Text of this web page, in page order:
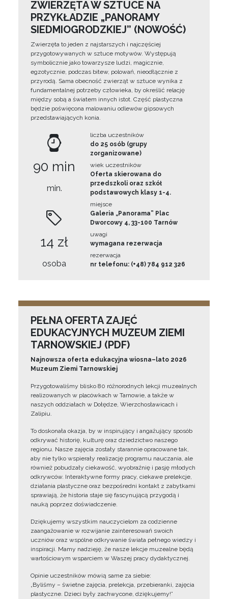
ZWIERZĘTA W SZTUCE NA
PRZYKŁADZIE „PANORAMY
SIEDMIOGRODZKIEJ” (NOWOŚĆ)
Zwierzęta to jeden z najstarszych i najczęściej
przygotowywanych w sztuce motywów. Występują
symbolicznie jako towarzysze ludzi, magicznie,
egzotycznie, podczas bitew, polowań, nieodłącznie z
przyrodą. Sama obecność zwierząt w sztuce wynika z
fundamentalnej potrzeby człowieka, by określić relację
między sobą a światem innych istot. Część plastyczna
będzie poświęcona malowaniu odlewów gipsowych
przedstawiających konia.
90 min
min.
14 zł
osoba
liczba uczestników
do 25 osób (grupy
zorganizowane)
wiek uczestników
Oferta skierowana do
przedszkoli oraz szkół
podstawowych klasy 1-4.
miejsce
Galeria „Panorama” Plac
Dworcowy 4, 33-100 Tarnów
uwagi
wymagana rezerwacja
rezerwacja
nr telefonu: (+48) 784 912 326
PEŁNA OFERTA ZAJĘĆ
EDUKACYJNYCH MUZEUM ZIEMI
TARNOWSKIEJ (PDF)
Najnowsza oferta edukacyjna wiosna–lato 2026
Muzeum Ziemi Tarnowskiej
Przygotowaliśmy blisko 80 różnorodnych lekcji muzealnych
realizowanych w placówkach w Tarnowie, a także w
naszych oddziałach w Dołędze, Wierzchosławicach i
Zalipiu.
To doskonała okazja, by w inspirujący i angażujący sposób
odkrywać historię, kulturę oraz dziedzictwo naszego
regionu. Nasze zajęcia zostały starannie opracowane tak,
aby nie tylko wspierały realizację programu nauczania, ale
również pobudzały ciekawość, wyobraźnię i pasję młodych
odkrywców. Interaktywne formy pracy, ciekawe prelekcje,
działania plastyczne oraz bezpośredni kontakt z zabytkami
sprawiają, że historia staje się fascynującą przygodą i
nauką poprzez doświadczenie.
Dziękujemy wszystkim nauczycielom za codzienne
zaangażowanie w rozwijanie zainteresowań swoich
uczniów oraz wspólne odkrywanie świata pełnego wiedzy i
inspiracji. Mamy nadzieję, że nasze lekcje muzealne będą
wartościowym wsparciem w Waszej pracy dydaktycznej.
Opinie uczestników mówią same za siebie:
„Byliśmy – świetne zajęcia, prelekcja, przebieranki, zajęcia
plastyczne. Dzieci były zachwycone, dziękujemy!”